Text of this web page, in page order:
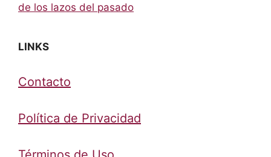
de los lazos del pasado
LINKS
Contacto
Política de Privacidad